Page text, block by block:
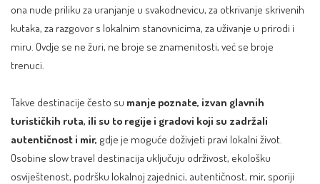
ona nude priliku za uranjanje u svakodnevicu, za otkrivanje skrivenih
kutaka, za razgovor s lokalnim stanovnicima, za uživanje u prirodi i
miru. Ovdje se ne žuri, ne broje se znamenitosti, već se broje
trenuci.
Takve destinacije često su manje poznate, izvan glavnih
turističkih ruta, ili su to regije i gradovi koji su zadržali
autentičnost i mir, gdje je moguće doživjeti pravi lokalni život.
Osobine slow travel destinacija uključuju održivost, ekološku
osviještenost, podršku lokalnoj zajednici, autentičnost, mir, sporiji